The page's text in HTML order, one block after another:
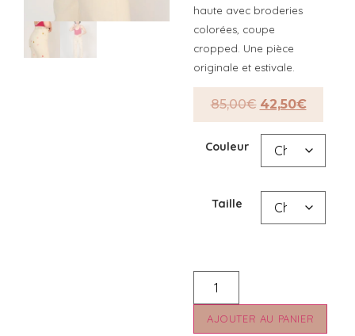
haute avec broderies
colorées, coupe
cropped. Une pièce
originale et estivale.
85,00€ 42,50€
Couleur
Taille
AJOUTER AU PANIER